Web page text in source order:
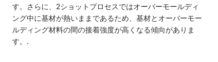
す。さらに、2ショットプロセスではオーバーモールディ
ング中に基材が熱いままであるため、基材とオーバーモー
ルディング材料の間の接着強度が高くなる傾向がありま
す。.